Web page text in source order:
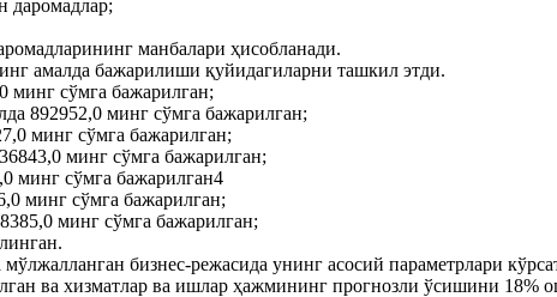
даромадлар;
манбалари ҳисобланади.
амалда бажарилиши қуйидагиларни ташкил этди.
минг сўмга бажарилган;
892952,0 минг сўмга бажарилган;
минг сўмга бажарилган;
минг сўмга бажарилган;
минг сўмга бажарилган4
минг сўмга бажарилган;
минг сўмга бажарилган;
бизнес-режасида унинг асосий параметрлари
ва хизматлар ва ишлар ҳажмининг прогнозли ўсишини 18%